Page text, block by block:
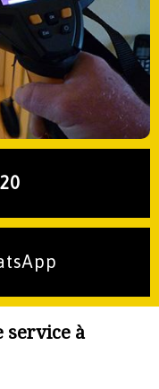
service à